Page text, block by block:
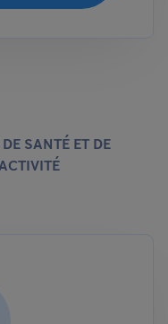
SANTÉ ET DE